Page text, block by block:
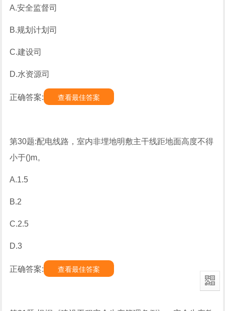
A.安全监督司
B.规划计划司
C.建设司
D.水资源司
正确答案: 查看最佳答案
第30题:配电线路，室内非埋地明敷主干线距地面高度不得
小于()m。
A.1.5
B.2
C.2.5
D.3
正确答案: 查看最佳答案